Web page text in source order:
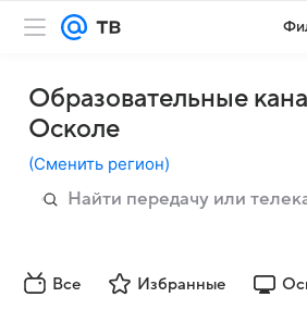
Образовательные
Осколе
(Сменить регион)
Все Избранные